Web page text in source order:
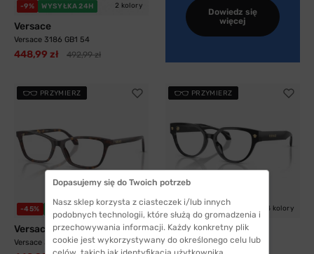
-9% WYSYŁKA 24H 2 kolory
Versace
Versace 3186 GB1 54
448,99 zł 492,99 zł
Dowiedz się
więcej
PRZYMIERZ
-45% WYSYŁKA 24H 6 kolorów
Versace
Versace 3375 108 52
PRZYMIERZ
-55% WYSYŁKA 24H 4 kolory
Versace
Versace 3394D GB1 53
Dopasujemy się do Twoich potrzeb
Nasz sklep korzysta z ciasteczek i/lub innych
podobnych technologii, które służą do gromadzenia i
przechowywania informacji. Każdy konkretny plik
cookie jest wykorzystywany do określonego celu lub